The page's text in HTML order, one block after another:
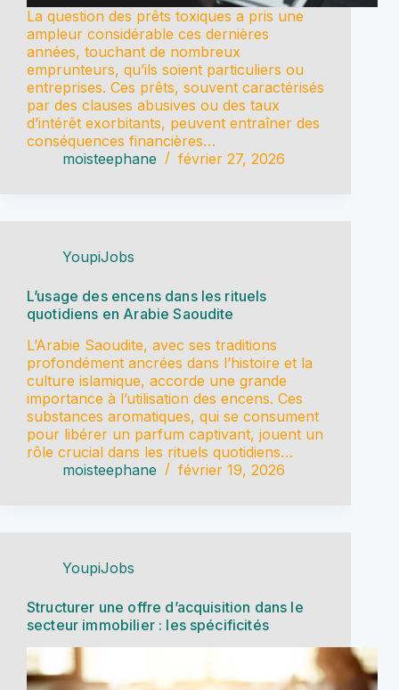
La question des prêts toxiques a pris une
ampleur considérable ces dernières
années, touchant de nombreux
emprunteurs, qu’ils soient particuliers ou
entreprises. Ces prêts, souvent caractérisés
par des clauses abusives ou des taux
d’intérêt exorbitants, peuvent entraîner des
conséquences financières…
moisteephane
février 27, 2026
YoupiJobs
L’usage des encens dans les rituels
quotidiens en Arabie Saoudite
L’Arabie Saoudite, avec ses traditions
profondément ancrées dans l’histoire et la
culture islamique, accorde une grande
importance à l’utilisation des encens. Ces
substances aromatiques, qui se consument
pour libérer un parfum captivant, jouent un
rôle crucial dans les rituels quotidiens…
moisteephane
février 19, 2026
YoupiJobs
Structurer une offre d’acquisition dans le
secteur immobilier : les spécificités